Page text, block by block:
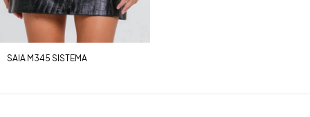
SAIA M345 SISTEMA